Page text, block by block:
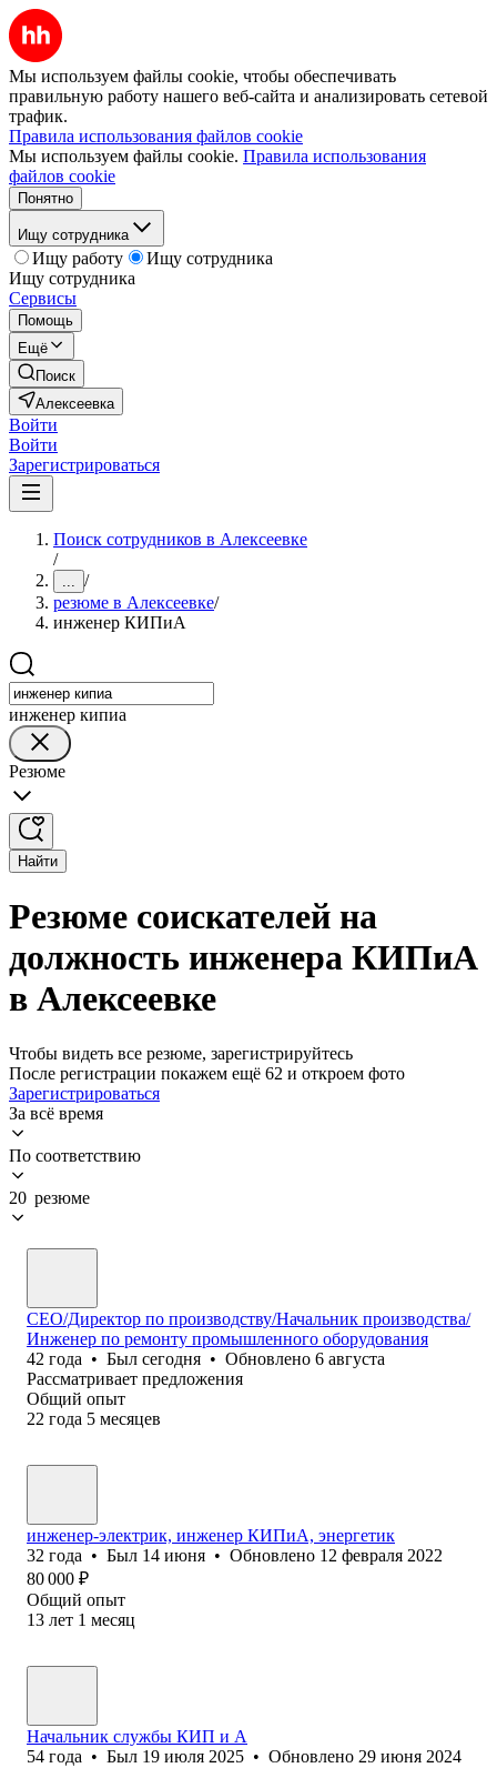
Мы используем файлы cookie, чтобы обеспечивать
правильную работу нашего веб-сайта и анализировать сетевой
трафик.
Правила использования файлов cookie
Мы используем файлы cookie. Правила использования
файлов cookie
Понятно
Ищу сотрудника
Ищу работу
Ищу сотрудника
Ищу сотрудника
Сервисы
Помощь
Ещё
Поиск
Алексеевка
Войти
Войти
Зарегистрироваться
Поиск сотрудников в Алексеевке
/
... /
резюме в Алексеевке/
инженер КИПиА
инженер кипиа
Резюме
Найти
Резюме соискателей на
должность инженера КИПиА
в Алексеевке
Чтобы видеть все резюме, зарегистрируйтесь
После регистрации покажем ещё 62 и откроем фото
Зарегистрироваться
За всё время
По соответствию
20 резюме
СЕО/Директор по производству/Начальник производства/
Инженер по ремонту промышленного оборудования
42 года • Был сегодня • Обновлено 6 августа
Рассматривает предложения
Общий опыт
22 года 5 месяцев
инженер-электрик, инженер КИПиА, энергетик
32 года • Был 14 июня • Обновлено 12 февраля 2022
80 000 ₽
Общий опыт
13 лет 1 месяц
Начальник службы КИП и А
54 года • Был 19 июля 2025 • Обновлено 29 июня 2024